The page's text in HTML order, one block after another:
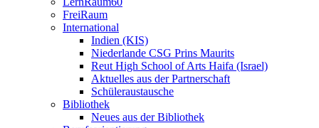
FreiRaum
International
Indien (KIS)
Niederlande CSG Prins Maurits
Reut High School of Arts Haifa (Israel)
Aktuelles aus der Partnerschaft
Schüleraustausche
Bibliothek
Neues aus der Bibliothek